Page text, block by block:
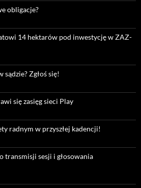
obligacje?
14 hektarów pod inwestycję w ZAZ-
sądzie? Zgłoś się!
się zasięg sieci Play
radnym w przyszłej kadencji!
transmisji sesji i głosowania